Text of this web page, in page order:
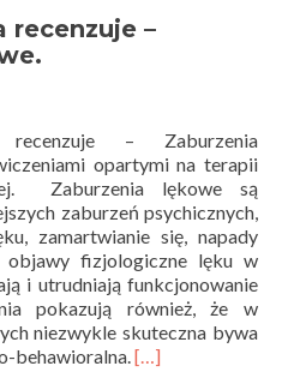
recenzuje –
– Zaburzenia
opartymi na terapii
Zaburzenia lękowe są
zaburzeń psychicznych,
zamartwianie się, napady
objawy fizjologiczne lęku w
i utrudniają funkcjonowanie
pokazują również, że w
niezwykle skuteczna bywa
behawioralna.Read
[…]